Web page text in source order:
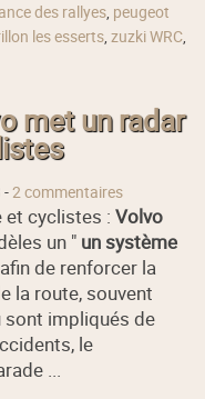
des rallyes, peugeot
les esserts,zuzki WRC,
met un radar
-2 commentaires
et cyclistes :Volvo
un " un système
de renforcer la
la route, souvent
impliqués de
le
...